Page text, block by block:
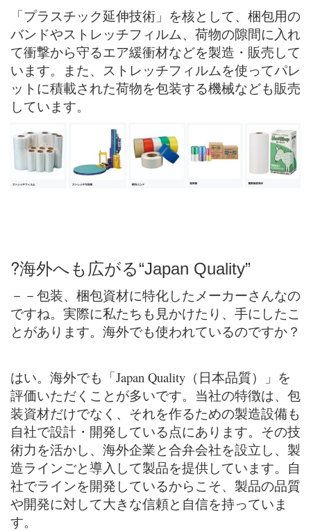
「プラスチック延伸技術」を核として、梱包用の
バンドやストレッチフィルム、荷物の隙間に入れ
て衝撃から守るエア緩衝材などを製造・販売して
います。また、ストレッチフィルムを使ってパレ
ットに積載された荷物を包装する機械なども販売
しています。
?海外へも広がる“Japan Quality”
－－包装、梱包資材に特化したメーカーさんなの
ですね。実際に私たちも見かけたり、手にしたこ
とがあります。海外でも使われているのですか？
はい。海外でも「Japan Quality（日本品質）」を
評価いただくことが多いです。当社の特徴は、包
装資材だけでなく、それを作るための製造設備も
自社で設計・開発している点にあります。その技
術力を活かし、海外企業と合弁会社を設立し、製
造ラインごと導入して製品を提供しています。自
社でラインを開発しているからこそ、製品の品質
や開発に対して大きな信頼と自信を持っていま
す。